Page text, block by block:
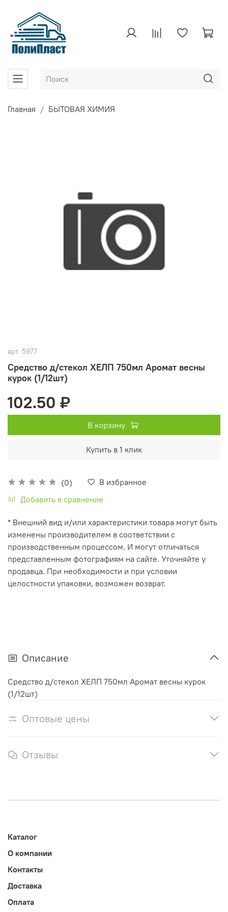
Главная БЫТОВАЯ ХИМИЯ
арт. 5977
Средство д/стекол ХЕЛП 750мл Аромат весны
курок (1/12шт)
(0)
В избранное
Добавить в сравнение
102.50 ₽
В корзину
Купить в 1 клик
* Внешний вид и/или характеристики товара могут быть
изменены производителем в соответствии с
производственным процессом. И могут отличаться
представленным фотографиям на сайте. Уточняйте у
продавца. При необходимости и при условии
целостности упаковки, возможен возврат.
Описание
Средство д/стекол ХЕЛП 750мл Аромат весны курок
(1/12шт)
Оптовые цены
Отзывы
Каталог
О компании
Контакты
Доставка
Оплата